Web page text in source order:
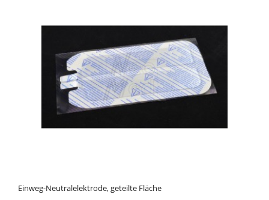
Einweg-Neutralelektrode, geteilte Fläche